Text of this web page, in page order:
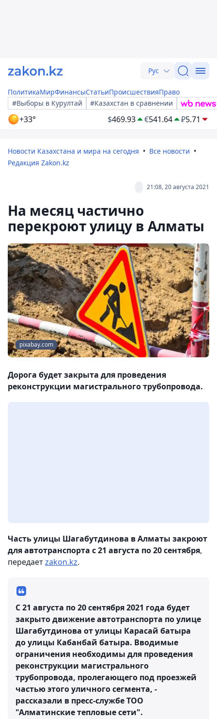
Рус
ПолитикаМирФинансыСтатьиПроисшествияПраво
#Выборы в Курултай
#Казахстан в сравнении
+33° $469.93 €541.64 ₽5.71
Новости Казахстана и мира на сегодня
Все новости
Редакция Zakon.kz
21:08, 20 августа 2021
На месяц частично
перекроют улицу в Алматы
pixabay.com
Дорога будет закрыта для проведения
реконструкции магистрального трубопровода.
Часть улицы Шагабутдинова в Алматы закроют
для автотранспорта с 21 августа по 20 сентября,
передаетzakon.kz.
С 21 августа по 20 сентября 2021 года будет
закрыто движение автотранспорта по улице
Шагабутдинова от улицы Карасай батыра
до улицы Кабанбай батыра. Вводимые
ограничения необходимы для проведения
реконструкции магистрального
трубопровода, пролегающего под проезжей
частью этого уличного сегмента, -
рассказали в пресс-службе ТОО
"Алматинские тепловые сети".